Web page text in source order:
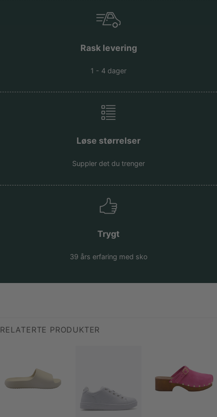
Rask levering
1 - 4 dager
Løse størrelser
Suppler det du trenger
Trygt
39 års erfaring med sko
RELATERTE PRODUKTER